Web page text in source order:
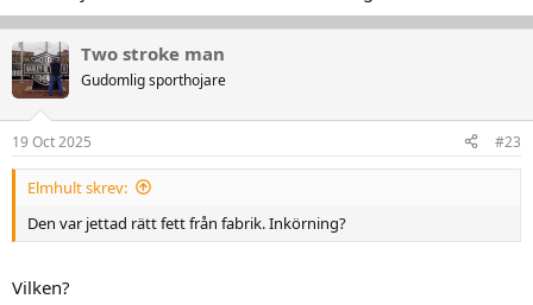
Two stroke man
Gudomlig sporthojare
19 Oct 2025 #23
Elmhult skrev:
Den var jettad rätt fett från fabrik. Inkörning?
Vilken?